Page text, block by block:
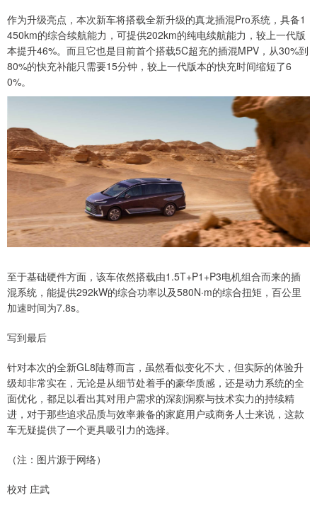
作为升级亮点，本次新车将搭载全新升级的真龙插混Pro系统，具备1
450km的综合续航能力，可提供202km的纯电续航能力，较上一代版
本提升46%。而且它也是目前首个搭载5C超充的插混MPV，从30%到
80%的快充补能只需要15分钟，较上一代版本的快充时间缩短了6
0%。
至于基础硬件方面，该车依然搭载由1.5T+P1+P3电机组合而来的插
混系统，能提供292kW的综合功率以及580N·m的综合扭矩，百公里
加速时间为7.8s。
写到最后
针对本次的全新GL8陆尊而言，虽然看似变化不大，但实际的体验升
级却非常实在，无论是从细节处着手的豪华质感，还是动力系统的全
面优化，都足以看出其对用户需求的深刻洞察与技术实力的持续精
进，对于那些追求品质与效率兼备的家庭用户或商务人士来说，这款
车无疑提供了一个更具吸引力的选择。
（注：图片源于网络）
校对 庄武